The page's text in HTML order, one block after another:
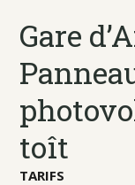
Gare
toît
TARIFS